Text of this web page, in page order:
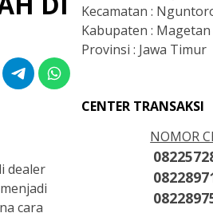
dealer
cara
Kecamatan :
Kabupaten : Magetan
Provinsi : Jawa Timur
CENTER TRANSAKSI
NOMOR